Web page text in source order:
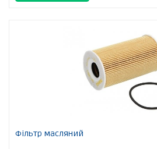
Фільтр масляний